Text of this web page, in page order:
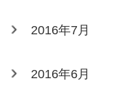
2016年7月
2016年6月